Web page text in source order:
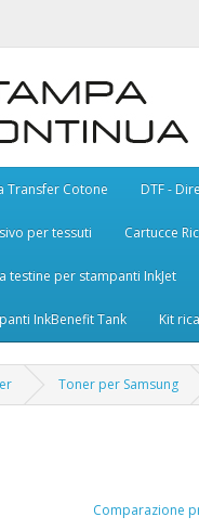
Transfer Cotone DTF -
per tessuti Cartucce
testine per stampanti InkJet
InkBenefit Tank Kit
Toner per Samsung
Comparazione